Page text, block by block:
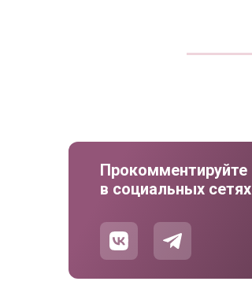
Прокомментируйте
в социальных сетях